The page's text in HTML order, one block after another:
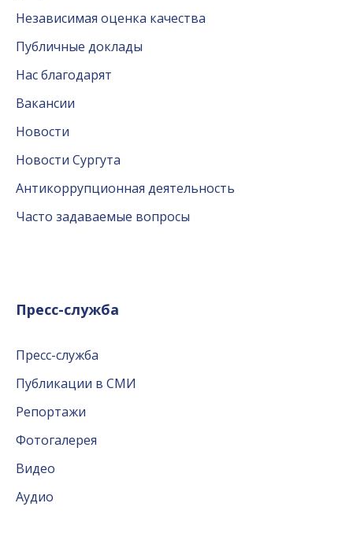
Независимая оценка качества
Публичные доклады
Нас благодарят
Вакансии
Новости
Новости Сургута
Антикоррупционная деятельность
Часто задаваемые вопросы
Пресс-служба
Пресс-служба
Публикации в СМИ
Репортажи
Фотогалерея
Видео
Аудио